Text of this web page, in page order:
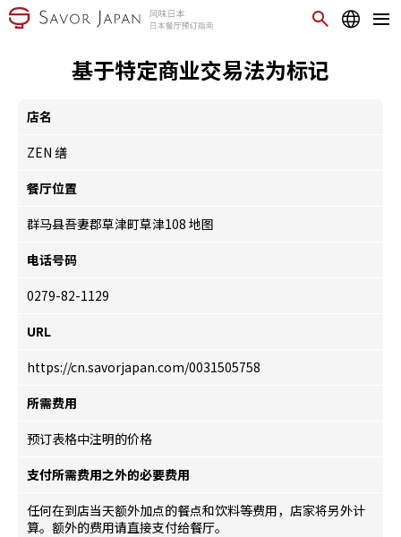
基于特定商业交易法为标记
店名
ZEN 缮
餐厅位置
群马县吾妻郡草津町草津108 地图
电话号码
0279-82-1129
URL
https://cn.savorjapan.com/0031505758
所需费用
预订表格中注明的价格
支付所需费用之外的必要费用
任何在到店当天额外加点的餐点和饮料等费用，店家将另外计
算。额外的费用请直接支付给餐厅。